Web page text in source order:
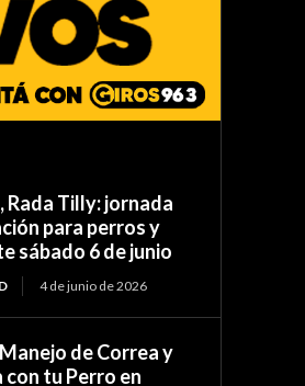
Rada Tilly: jornada
para perros y
sábado 6 de junio
4 de junio de 2026
de Correa y
con tu Perro en